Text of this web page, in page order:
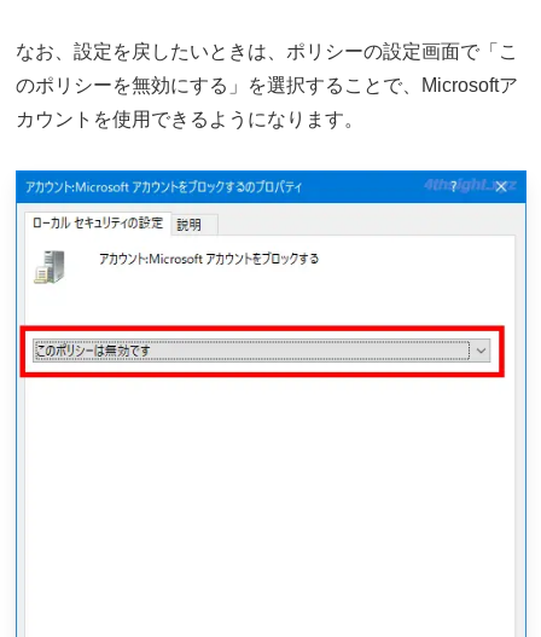
なお、設定を戻したいときは、ポリシーの設定画面で「こ
のポリシーを無効にする」を選択することで、Microsoftア
カウントを使用できるようになります。